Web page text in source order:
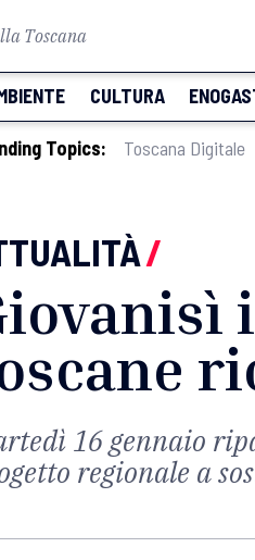
Toscana
CULTURA
Topics: Toscana Digitale
/
16 gennaio
regionale a